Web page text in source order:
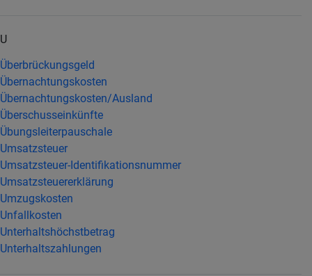
U
Überbrückungsgeld
Übernachtungskosten
Übernachtungskosten/Ausland
Überschusseinkünfte
Übungsleiterpauschale
Umsatzsteuer
Umsatzsteuer-Identifikationsnummer
Umsatzsteuererklärung
Umzugskosten
Unfallkosten
Unterhaltshöchstbetrag
Unterhaltszahlungen